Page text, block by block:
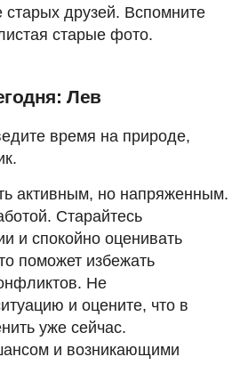
старых друзей. Вспомните
старые фото.
Лев
время на природе,
активным, но напряженным.
Старайтесь
и спокойно оценивать
поможет избежать
Не
и оцените, что в
уже сейчас.
и возникающими